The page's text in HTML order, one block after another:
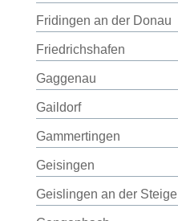
Fridingen an der Donau
Friedrichshafen
Gaggenau
Gaildorf
Gammertingen
Geisingen
Geislingen an der Steige